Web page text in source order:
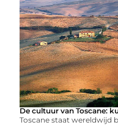
De cultuur van Toscane:
Toscane staat wereldwijd